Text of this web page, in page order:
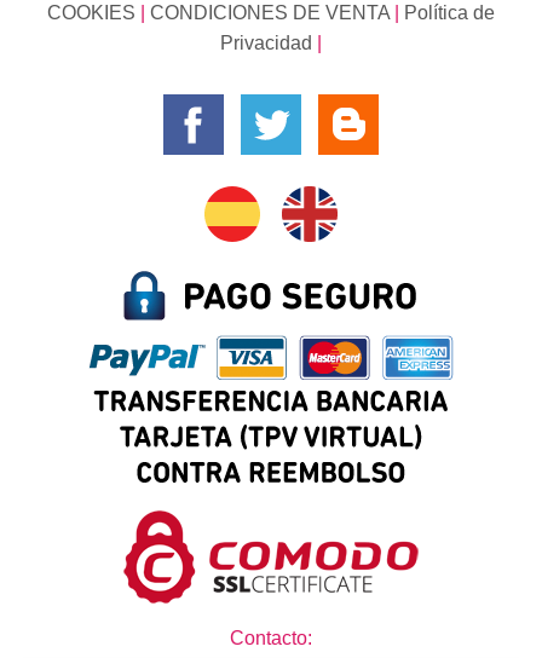
COOKIES
CONDICIONES DE VENTA
Política de
Privacidad
Contacto: